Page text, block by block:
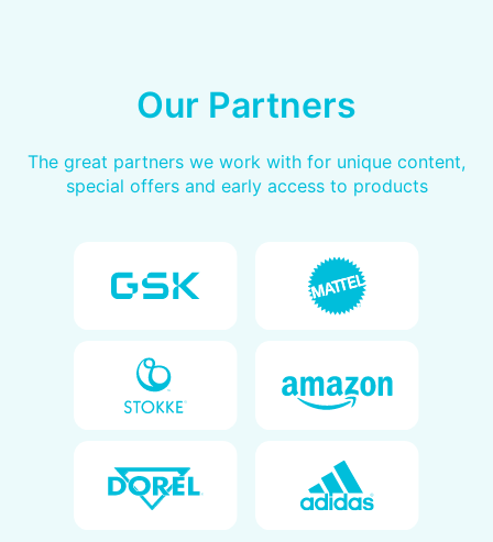
Our Partners
The great partners we work with for unique content,
special offers and early access to products